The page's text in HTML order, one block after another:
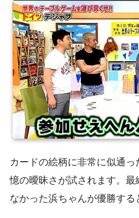
カードの絵柄に非常に似通
憶の曖昧さが試されます。
なかった浜ちゃんが優勝する